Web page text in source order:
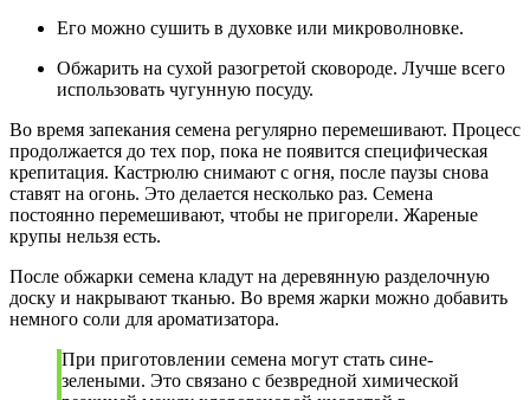
Его можно сушить в духовке или микроволновке.
Обжарить на сухой разогретой сковороде. Лучше всего
использовать чугунную посуду.
Во время запекания семена регулярно перемешивают. Процесс
продолжается до тех пор, пока не появится специфическая
крепитация. Кастрюлю снимают с огня, после паузы снова
ставят на огонь. Это делается несколько раз. Семена
постоянно перемешивают, чтобы не пригорели. Жареные
крупы нельзя есть.
После обжарки семена кладут на деревянную разделочную
доску и накрывают тканью. Во время жарки можно добавить
немного соли для ароматизатора.
При приготовлении семена могут стать сине-
зелеными. Это связано с безвредной химической